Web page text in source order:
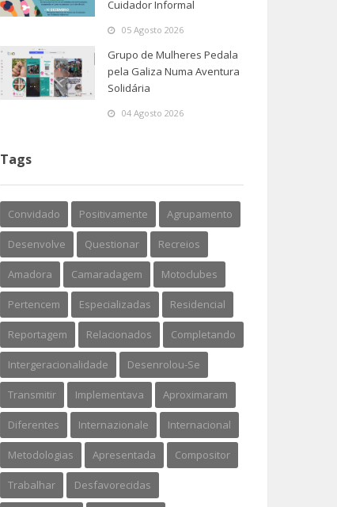
Cuidador Informal
05 Agosto 2026
Grupo de Mulheres Pedala
pela Galiza Numa Aventura
Solidária
04 Agosto 2026
Tags
Convidado Positivamente Agrupamento
Desenvolve Questionar Recreios
Amadora Camaradagem Motoclubes
Pertencem Especializadas Residencial
Reportagem Relacionados Completando
Intergeracionalidade Desenrolou-Se
Transmitir Implementava Aproximaram
Diferentes Internazionale Internacional
Metodologias Apresentada Compositor
Trabalhar Desfavorecidas